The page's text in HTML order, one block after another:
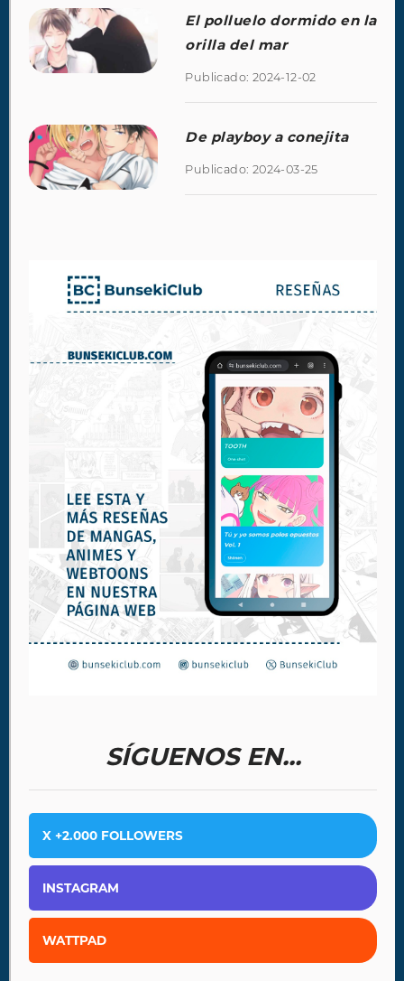
El polluelo dormido en la
orilla del mar
Publicado: 2024-12-02
De playboy a conejita
Publicado: 2024-03-25
SÍGUENOS EN...
X +2.000 FOLLOWERS
INSTAGRAM
WATTPAD